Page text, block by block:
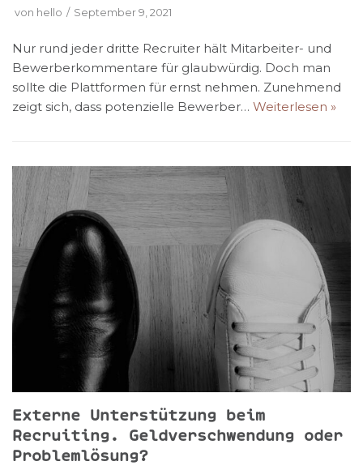
von hello September 9, 2021
Nur rund jeder dritte Recruiter hält Mitarbeiter- und
Bewerberkommentare für glaubwürdig. Doch man
sollte die Plattformen für ernst nehmen. Zunehmend
zeigt sich, dass potenzielle Bewerber… Weiterlesen »
Externe Unterstützung beim
Recruiting. Geldverschwendung oder
Problemlösung?